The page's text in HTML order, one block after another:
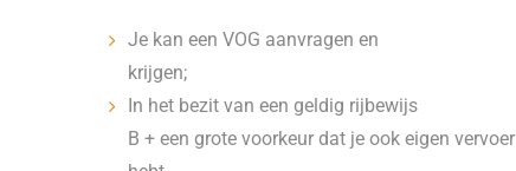
Je kan een VOG aanvragen en
krijgen;
In het bezit van een geldig rijbewijs
B + een grote voorkeur dat je ook eigen vervoer